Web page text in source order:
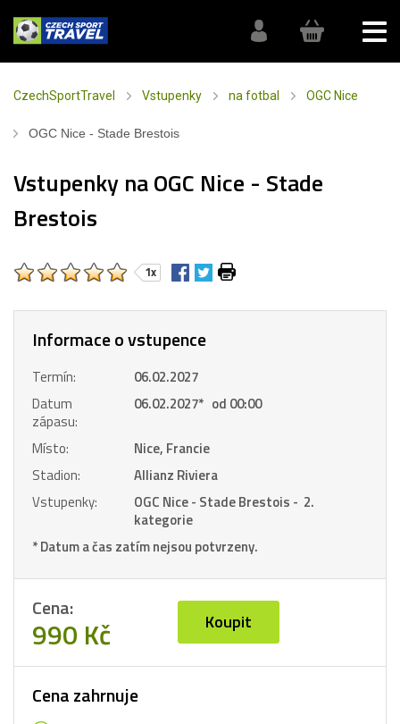
CzechSportTravel Vstupenky na fotbal OGC Nice
OGC Nice - Stade Brestois
Vstupenky na OGC Nice - Stade
Brestois
1x
Informace o vstupence
Termín:
06.02.2027
Datum
zápasu:
06.02.2027* od 00:00
Místo:
Nice, Francie
Stadion:
Allianz Riviera
Vstupenky:
OGC Nice - Stade Brestois - 2.
kategorie
* Datum a čas zatím nejsou potvrzeny.
Cena:
990 Kč Koupit
Cena zahrnuje